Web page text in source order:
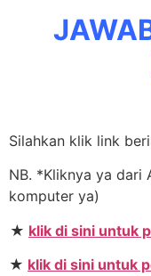
Silahkan klik link
NB. *Kliknya ya dari
komputer ya)
★ klik di sini untuk
★ klik di sini untuk